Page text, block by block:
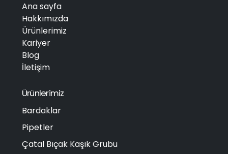
Ana sayfa
Hakkımızda
Ürünlerimiz
Kariyer
Blog
İletişim
Ürünlerimiz
Bardaklar
Pipetler
Çatal Bıçak Kaşık Grubu